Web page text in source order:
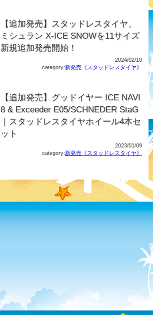
【追加発売】スタッドレスタイヤ、
ミシュラン X-ICE SNOWを11サイズ
新規追加発売開始！
2024/02/10
category:新発売《スタッドレスタイヤ》
【追加発売】グッドイヤー ICE NAVI
8 & Exceeder E05/SCHNEDER StaG
｜スタッドレスタイヤホイール4本セ
ット
2023/01/09
category:新発売《スタッドレスタイヤ》